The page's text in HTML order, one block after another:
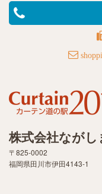
株式会社ながし
〒825-0002
福岡県田川市伊田4143-1